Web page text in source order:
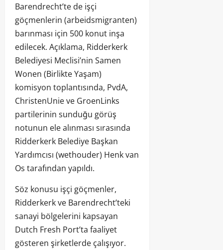
Barendrecht’te de işçi
göçmenlerin (arbeidsmigranten)
barınması için 500 konut inşa
edilecek. Açıklama, Ridderkerk
Belediyesi Meclisi’nin Samen
Wonen (Birlikte Yaşam)
komisyon toplantısında, PvdA,
ChristenUnie ve GroenLinks
partilerinin sunduğu görüş
notunun ele alınması sırasında
Ridderkerk Belediye Başkan
Yardımcısı (wethouder) Henk van
Os tarafından yapıldı.
Söz konusu işçi göçmenler,
Ridderkerk ve Barendrecht’teki
sanayi bölgelerini kapsayan
Dutch Fresh Port’ta faaliyet
gösteren şirketlerde çalışıyor.